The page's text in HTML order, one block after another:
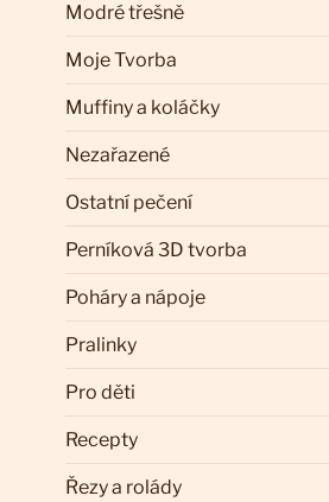
Modré třešně
Moje Tvorba
Muffiny a koláčky
Nezařazené
Ostatní pečení
Perníková 3D tvorba
Poháry a nápoje
Pralinky
Pro děti
Recepty
Řezy a rolády